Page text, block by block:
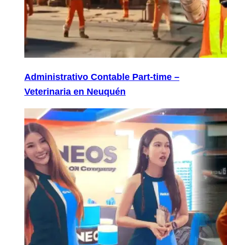
Administrativo Contable Part-time –
Veterinaria en Neuquén